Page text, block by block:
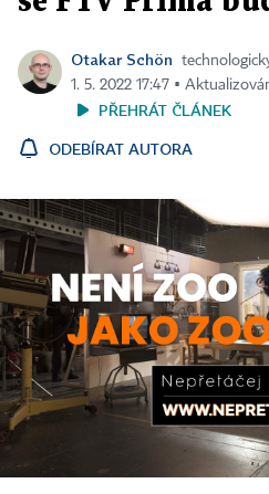
Otakar Schön
1. 5. 2022 17:47 ▪
PŘEHRÁT ČLÁNEK
ODEBÍRAT AUTORA